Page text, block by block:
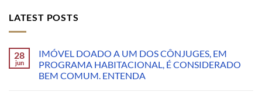
LATEST POSTS
28
jun
IMÓVEL DOADO A UM DOS CÔNJUGES, EM
PROGRAMA HABITACIONAL, É CONSIDERADO
BEM COMUM. ENTENDA